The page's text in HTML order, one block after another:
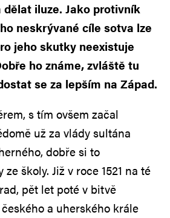
iluze. Jako protivník
neskrývané cíle sotva lze
jeho skutky neexistuje
ho známe, zvláště tu
se za lepším na Západ.
s tím ovšem začal
už za vlády sultána
dobře si to
školy. Již v roce 1521 na té
pět let poté v bitvě
a uherského krále